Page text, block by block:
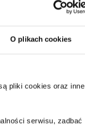
O plikach cookies
pliki cookies oraz inne
serwisu, zadbać
Go. Pobierz